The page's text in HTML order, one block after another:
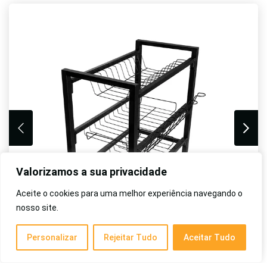
Valorizamos a sua privacidade
Aceite o cookies para uma melhor experiência navegando o
nosso site.
Personalizar Rejeitar Tudo Aceitar Tudo